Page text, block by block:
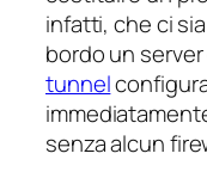
infatti, che ci
bordo un
tunnel
senza alcun